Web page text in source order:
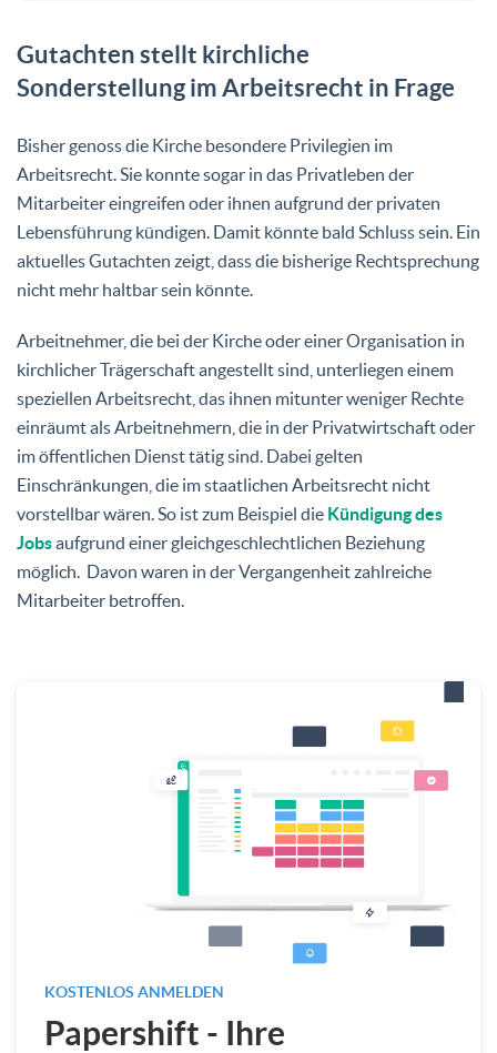
Gutachten stellt kirchliche
Sonderstellung im Arbeitsrecht in Frage
Bisher genoss die Kirche besondere Privilegien im
Arbeitsrecht. Sie konnte sogar in das Privatleben der
Mitarbeiter eingreifen oder ihnen aufgrund der privaten
Lebensführung kündigen. Damit könnte bald Schluss sein. Ein
aktuelles Gutachten zeigt, dass die bisherige Rechtsprechung
nicht mehr haltbar sein könnte.
Arbeitnehmer, die bei der Kirche oder einer Organisation in
kirchlicher Trägerschaft angestellt sind, unterliegen einem
speziellen Arbeitsrecht, das ihnen mitunter weniger Rechte
einräumt als Arbeitnehmern, die in der Privatwirtschaft oder
im öffentlichen Dienst tätig sind. Dabei gelten
Einschränkungen, die im staatlichen Arbeitsrecht nicht
vorstellbar wären. So ist zum Beispiel die Kündigung des
Jobsaufgrund einer gleichgeschlechtlichen Beziehung
möglich. Davon waren in der Vergangenheit zahlreiche
Mitarbeiter betroffen.
KOSTENLOS ANMELDEN
Papershift - Ihre